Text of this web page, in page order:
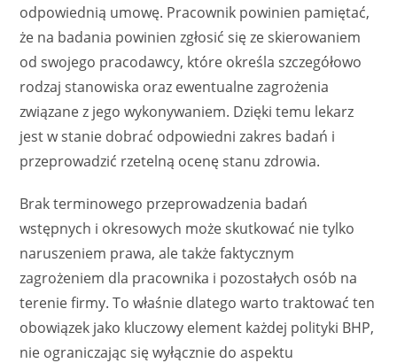
odpowiednią umowę. Pracownik powinien pamiętać,
że na badania powinien zgłosić się ze skierowaniem
od swojego pracodawcy, które określa szczegółowo
rodzaj stanowiska oraz ewentualne zagrożenia
związane z jego wykonywaniem. Dzięki temu lekarz
jest w stanie dobrać odpowiedni zakres badań i
przeprowadzić rzetelną ocenę stanu zdrowia.
Brak terminowego przeprowadzenia badań
wstępnych i okresowych może skutkować nie tylko
naruszeniem prawa, ale także faktycznym
zagrożeniem dla pracownika i pozostałych osób na
terenie firmy. To właśnie dlatego warto traktować ten
obowiązek jako kluczowy element każdej polityki BHP,
nie ograniczając się wyłącznie do aspektu